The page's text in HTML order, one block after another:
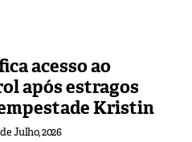
acesso ao
após estragos
Kristin
Julho, 2026